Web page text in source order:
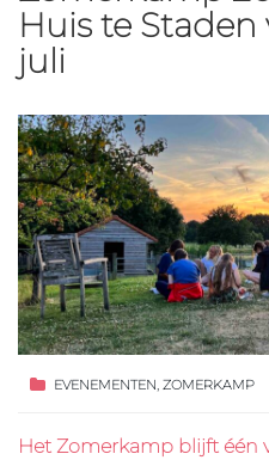
Huis te Staden
juli
EVENEMENTEN, ZOMERKAMP
Het Zomerkamp blijft één